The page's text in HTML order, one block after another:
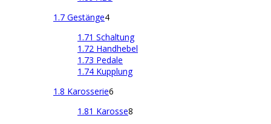
1.7 Gestänge4
1.71 Schaltung
1.72 Handhebel
1.73 Pedale
1.74 Kupplung
1.8 Karosserie6
1.81 Karosse8